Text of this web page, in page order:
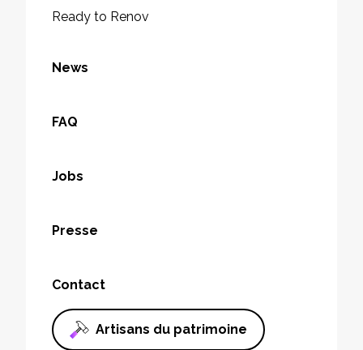
Ready to Renov
News
FAQ
Jobs
Presse
Contact
Artisans du patrimoine